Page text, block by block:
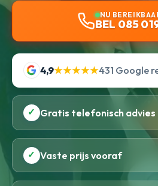
NU
BEL 085
4,9★★★★★431 Google
✓ Gratis telefonisch advies
✓ Vaste prijs vooraf